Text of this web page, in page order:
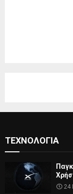
ΤΕΧΝΟΛΟΓΊΑ
24